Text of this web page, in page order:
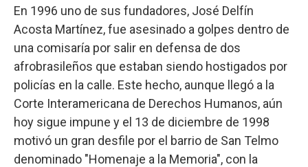
En 1996 uno de sus fundadores, José Delfín
Acosta Martínez, fue asesinado a golpes dentro de
una comisaría por salir en defensa de dos
afrobrasileños que estaban siendo hostigados por
policías en la calle. Este hecho, aunque llegó a la
Corte Interamericana de Derechos Humanos, aún
hoy sigue impune y el 13 de diciembre de 1998
motivó un gran desfile por el barrio de San Telmo
denominado "Homenaje a la Memoria", con la